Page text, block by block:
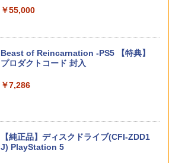
￥7,757
￥8,118
【中古】PS5ドラゴンクエストX 目覚
￥4,744
￥4,968
【中古】DEADRISING 2 OFF THE REC
ORD(デッドライジング2 オフ・ザ・レコ
3
￥351
￥390
【中古】【未使用品】モアナと伝説の海
￥7,821
スプラトゥーン レイダース -Switch2
Nintendo Switch 2(日本語・国内専用)
￥55,000
Beast of Reincarnation -PS5 【特典】
プロダクトコード 封入
￥7,286
【純正品】ディスクドライブ(CFI-ZDD1
J) PlayStation 5